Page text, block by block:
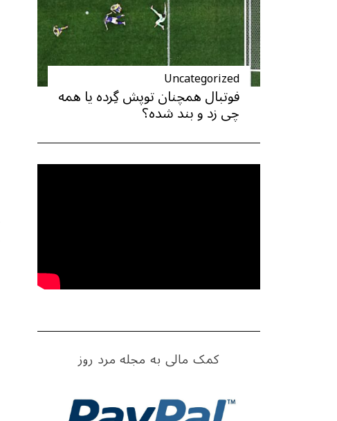
Uncategorized
فوتبال همچنان توپش گِرده یا همه
چی زد و بند شده؟
کمک مالی به مجله مرد روز